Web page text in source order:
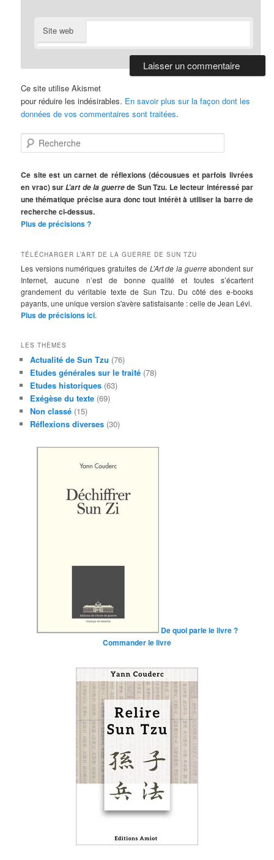
Site web
Ce site utilise Akismet
pour réduire les indésirables. En savoir plus sur la façon dont les
données de vos commentaires sont traitées.
e
h
e
r
c
h
Ce site est un carnet de réflexions (décousues et parfois livrées
en vrac) surL’art de la guerrede Sun Tzu. Le lecteur intéressé par
une thématique précise aura donc tout intérêt à utiliser la barre de
recherche ci-dessus.
Plus de précisions ?
TÉLÉCHARGER L’ART DE LA GUERRE DE SUN TZU
Les versions numériques gratuites de L’Art de la guerreabondent sur
Internet, aucune n’est de bonne qualité et toutes s’écartent
grandement du véritable texte de Sun Tzu. Du côté des e-books
payants, une unique version s'avère satisfaisante : celle de Jean Lévi.
Plus de précisions ici.
LES THÈMES
Actualité de Sun Tzu (76)
Etudes générales sur le traité (78)
Etudes historiques (63)
Exégèse du texte (69)
Non classé (15)
Réflexions diverses (30)
De quoi parle le livre ?
Commander le livre